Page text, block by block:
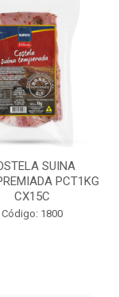
SUINA
PCT1KG
CX15C
Código: 1800